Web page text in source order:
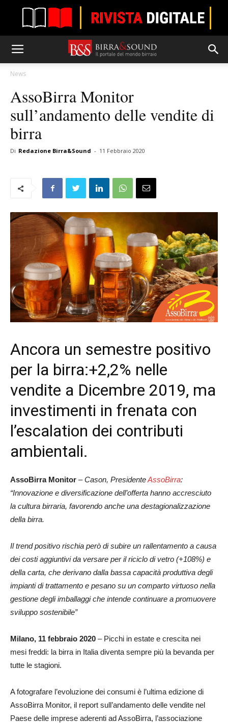
News
AssoBirra Monitor
sull’andamento delle vendite di
birra
Di Redazione Birra&Sound - 11 Febbraio 2020
Ancora un semestre positivo
per la birra:+2,2% nelle
vendite a Dicembre 2019, ma
investimenti in frenata con
l’escalation dei contributi
ambientali.
AssoBirra Monitor – Cason, PresidenteAssoBirra:
“Innovazione e diversificazione dell’offerta hanno accresciuto
la cultura birraria, favorendo anche una destagionalizzazione
della birra.
Il trend positivo rischia però di subire un rallentamento a causa
dei costi aggiuntivi da versare per il riciclo di vetro (+108%) e
della carta, che derivano dalla bassa capacità produttiva degli
impianti di trattamento e pesano su un comparto virtuoso nella
gestione degli imballaggi che intende continuare a promuovere
sviluppo sostenibile”
Milano, 11 febbraio 2020 – Picchi in estate e crescita nei
mesi freddi: la birra in Italia diventa sempre più la bevanda per
tutte le stagioni.
A fotografare l’evoluzione dei consumi è l’ultima edizione di
AssoBirra Monitor, il report sull’andamento delle vendite nel
Paese delle imprese aderenti ad AssoBirra, l’associazione